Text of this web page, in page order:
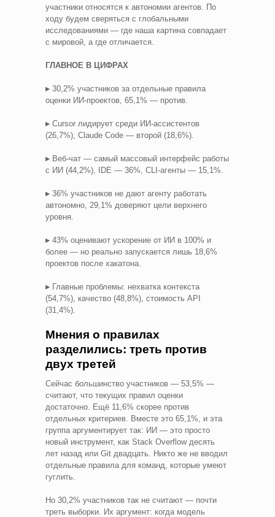
участники относятся к автономии агентов. По
ходу будем сверяться с глобальными
исследованиями — где наша картина совпадает
с мировой, а где отличается.
ГЛАВНОЕ В ЦИФРАХ
▸ 30,2% участников за отдельные правила
оценки ИИ-проектов, 65,1% — против.
▸ Cursor лидирует среди ИИ-ассистентов
(26,7%), Claude Code — второй (18,6%).
▸ Веб-чат — самый массовый интерфейс работы
с ИИ (44,2%), IDE — 36%, CLI-агенты — 15,1%.
▸ 36% участников не дают агенту работать
автономно, 29,1% доверяют цели верхнего
уровня.
▸ 43% оценивают ускорение от ИИ в 100% и
более — но реально запускается лишь 18,6%
проектов после хакатона.
▸ Главные проблемы: нехватка контекста
(54,7%), качество (48,8%), стоимость API
(31,4%).
Мнения о правилах
разделились: треть против
двух третей
Сейчас большинство участников — 53,5% —
считают, что текущих правил оценки
достаточно. Ещё 11,6% скорее против
отдельных критериев. Вместе это 65,1%, и эта
группа аргументирует так: ИИ — это просто
новый инструмент, как Stack Overflow десять
лет назад или Git двадцать. Никто же не вводил
отдельные правила для команд, которые умеют
гуглить.
Но 30,2% участников так не считают — почти
треть выборки. Их аргумент: когда модель